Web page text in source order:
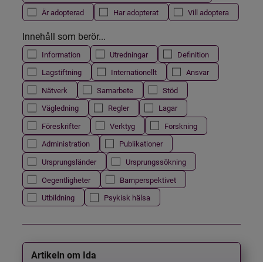
Är adopterad
Har adopterat Vill adoptera
Innehåll som berör...
Information Utredningar
Definition
Lagstiftning
Internationellt
Ansvar
Nätverk
Samarbete
Stöd
Vägledning
Regler
Lagar
Föreskrifter
Verktyg
Forskning
Administration
Publikationer
Ursprungsländer
Ursprungssökning
Oegentligheter
Barnperspektivet
Utbildning
Psykisk hälsa
Artikeln om Ida